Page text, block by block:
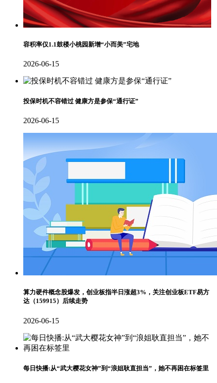
容积率仅1.1鼓楼小桃园新增“小而美”宅地
2026-06-15
投保时机不容错过 健康方是参保“通行证”
2026-06-15
算力硬件概念股爆发，创业板指半日涨超3%，关注创业板ETF易方
达（159915）后续走势
2026-06-15
每日快播:从“武大樱花女神”到“浪姐耿直担当”，她不再困在标签里